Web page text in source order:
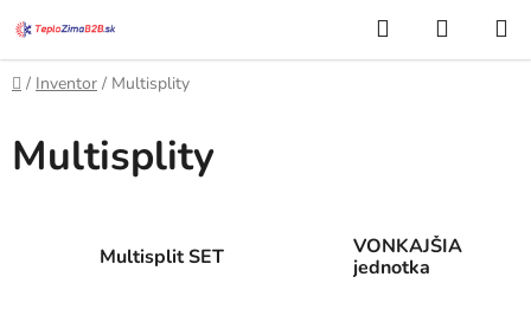
na
obsah
Hľadať
KOŠÍK
Domov
/ Inventor / Multisplity
Multisplity
Multisplit SET
VONKAJŠIA
jednotka